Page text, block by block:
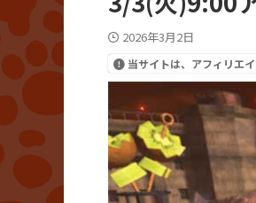
2026年3月2日
当サイトは、アフィリエ